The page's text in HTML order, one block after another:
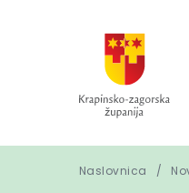
Naslovnica